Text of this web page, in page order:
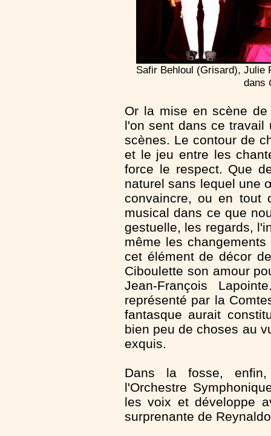
Safir Behloul (Grisard), Julie
dans
Or la mise en scène
l'on sent dans ce travail
scènes. Le contour de
et le jeu entre les
force le respect. Que
naturel sans lequel une
convaincre, ou en tout
musical dans ce que
gestuelle, les regards,
même les
cet élément de décor
Ciboulette son amour
Jean-François
représenté par la
fantasque aurait
bien peu de choses au
exquis.
Dans la fosse, enfin,
l'Orchestre
les voix et développe
surprenante de